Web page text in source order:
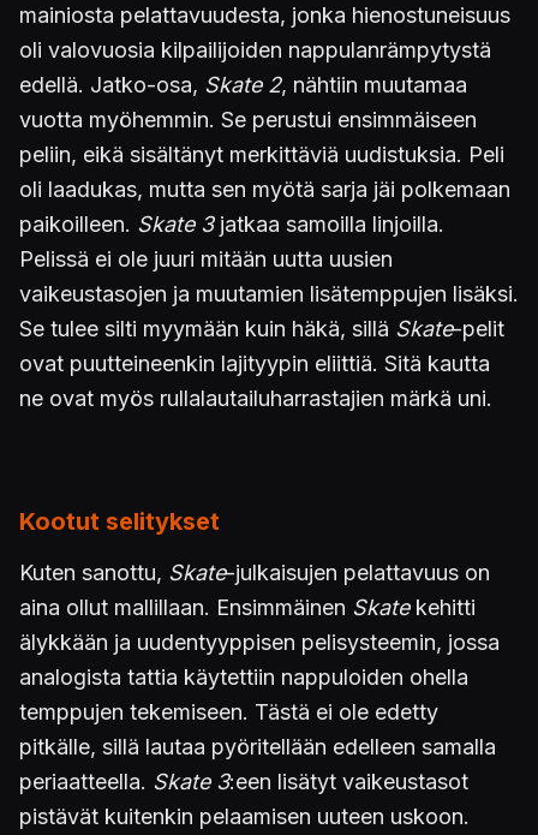
mainiosta pelattavuudesta, jonka hienostuneisuus
oli valovuosia kilpailijoiden nappulanrämpytystä
edellä. Jatko-osa, Skate 2, nähtiin muutamaa
vuotta myöhemmin. Se perustui ensimmäiseen
peliin, eikä sisältänyt merkittäviä uudistuksia. Peli
oli laadukas, mutta sen myötä sarja jäi polkemaan
paikoilleen. Skate 3jatkaa samoilla linjoilla.
Pelissä ei ole juuri mitään uutta uusien
vaikeustasojen ja muutamien lisätemppujen lisäksi.
Se tulee silti myymään kuin häkä, sillä Skate-pelit
ovat puutteineenkin lajityypin eliittiä. Sitä kautta
ne ovat myös rullalautailuharrastajien märkä uni.
Kootut selitykset
Kuten sanottu, Skate-julkaisujen pelattavuus on
aina ollut mallillaan. Ensimmäinen Skatekehitti
älykkään ja uudentyyppisen pelisysteemin, jossa
analogista tattia käytettiin nappuloiden ohella
temppujen tekemiseen. Tästä ei ole edetty
pitkälle, sillä lautaa pyöritellään edelleen samalla
periaatteella. Skate 3:een lisätyt vaikeustasot
pistävät kuitenkin pelaamisen uuteen uskoon.